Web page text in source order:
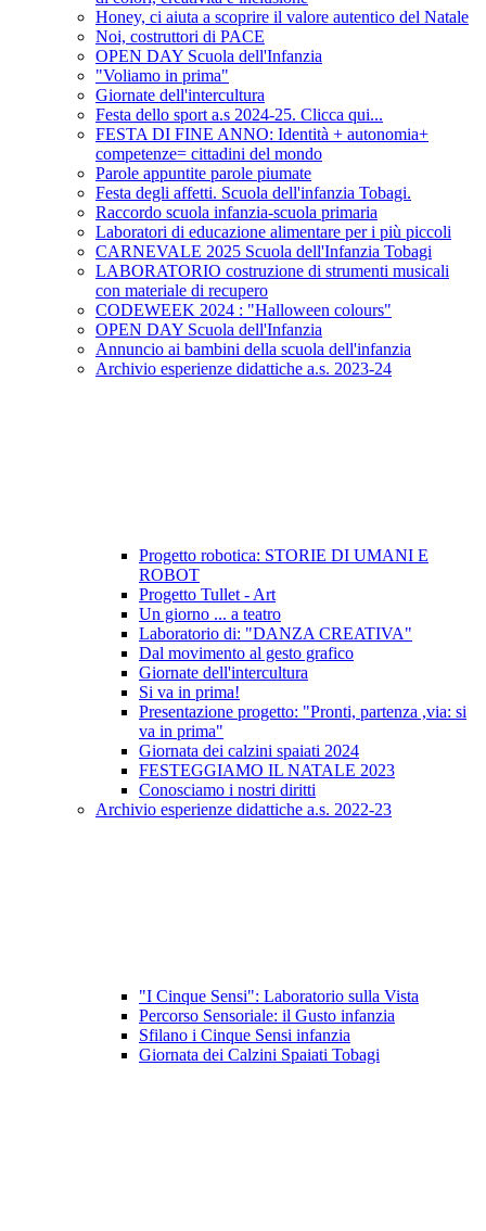
Honey, ci aiuta a scoprire il valore autentico del Natale
Noi, costruttori di PACE
OPEN DAY Scuola dell'Infanzia
"Voliamo in prima"
Giornate dell'intercultura
Festa dello sport a.s 2024-25. Clicca qui...
FESTA DI FINE ANNO: Identità + autonomia+
competenze= cittadini del mondo
Parole appuntite parole piumate
Festa degli affetti. Scuola dell'infanzia Tobagi.
Raccordo scuola infanzia-scuola primaria
Laboratori di educazione alimentare per i più piccoli
CARNEVALE 2025 Scuola dell'Infanzia Tobagi
LABORATORIO costruzione di strumenti musicali
con materiale di recupero
CODEWEEK 2024 : "Halloween colours"
OPEN DAY Scuola dell'Infanzia
Annuncio ai bambini della scuola dell'infanzia
Archivio esperienze didattiche a.s. 2023-24
Progetto robotica: STORIE DI UMANI E
ROBOT
Progetto Tullet - Art
Un giorno ... a teatro
Laboratorio di: "DANZA CREATIVA"
Dal movimento al gesto grafico
Giornate dell'intercultura
Si va in prima!
Presentazione progetto: "Pronti, partenza ,via: si
va in prima"
Giornata dei calzini spaiati 2024
FESTEGGIAMO IL NATALE 2023
Conosciamo i nostri diritti
Archivio esperienze didattiche a.s. 2022-23
"I Cinque Sensi": Laboratorio sulla Vista
Percorso Sensoriale: il Gusto infanzia
Sfilano i Cinque Sensi infanzia
Giornata dei Calzini Spaiati Tobagi